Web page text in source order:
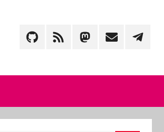
GitHubFeed Mastodon
Mail